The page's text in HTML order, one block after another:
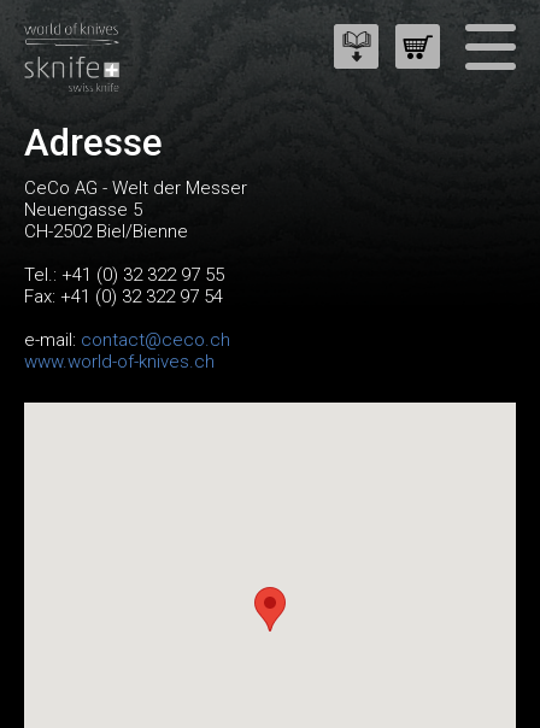
Adresse
CeCo AG - Welt der Messer
Neuengasse 5
CH-2502 Biel/Bienne
Tel.: +41 (0) 32 322 97 55
Fax: +41 (0) 32 322 97 54
e-mail: contact@ceco.ch
www.world-of-knives.ch